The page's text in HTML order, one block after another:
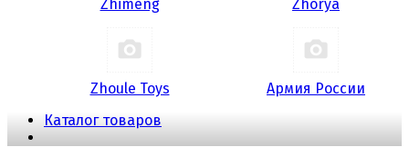
Zhimeng Zhorya
Zhoule Toys
Армия России
Каталог товаров